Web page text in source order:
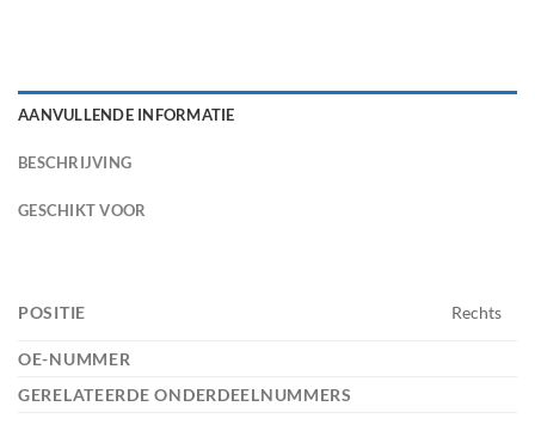
AANVULLENDE INFORMATIE
BESCHRIJVING
GESCHIKT VOOR
POSITIE Rechts
OE-NUMMER
GERELATEERDE ONDERDEELNUMMERS